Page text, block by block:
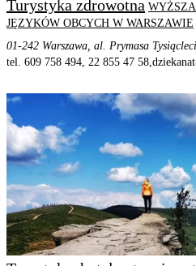
Turystyka zdrowotna
JĘZYKÓW OBCYCH W WARSZAWIE
01-242 Warszawa, al. Prymasa
tel. 609 758 494, 22 855 47 58,